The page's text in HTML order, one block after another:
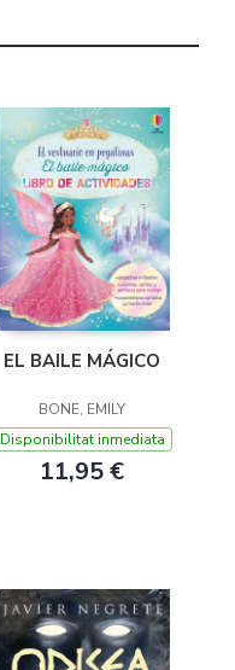
EL BAILE MÁGICO
BONE, EMILY
Disponibilitat inmediata
11,95 €